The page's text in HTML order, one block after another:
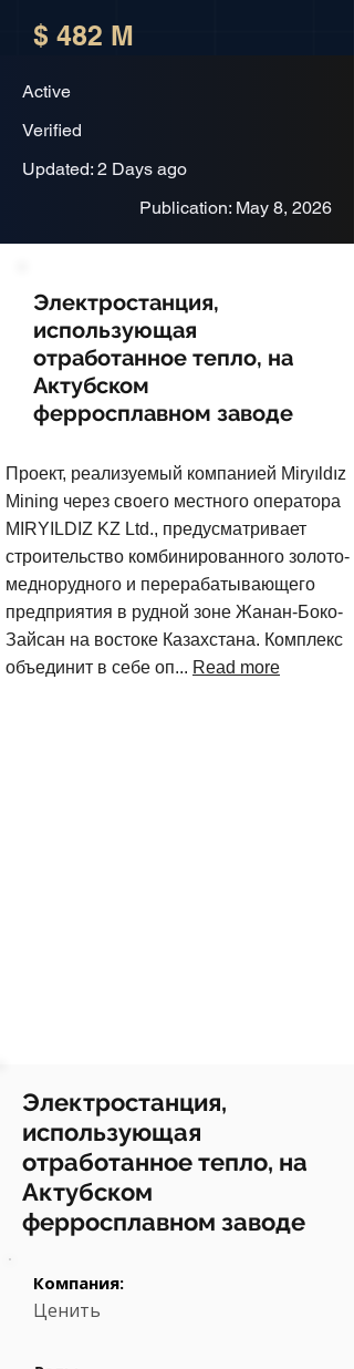
$ 482 M
Active
Verified
Updated: 2 Days ago
Publication: May 8, 2026
Электростанция,
использующая
отработанное тепло, на
Актубском
ферросплавном заводе
Проект, реализуемый компанией Miryıldız
Mining через своего местного оператора
MIRYILDIZ KZ Ltd., предусматривает
строительство комбинированного золото-
меднорудного и перерабатывающего
предприятия в рудной зоне Жанан-Боко-
Зайсан на востоке Казахстана. Комплекс
объединит в себе оп... Read more
Электростанция,
использующая
отработанное тепло, на
Актубском
ферросплавном заводе
Компания:
Ценить